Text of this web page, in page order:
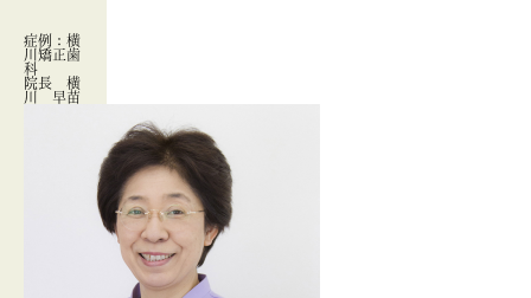
症例：横
川矯正歯
科
院長 横
川 早苗